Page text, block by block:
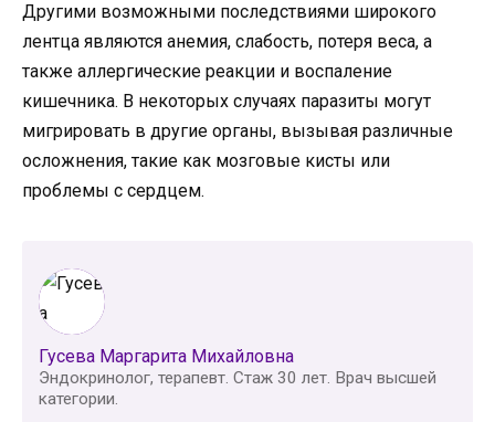
Другими возможными последствиями широкого
лентца являются анемия, слабость, потеря веса, а
также аллергические реакции и воспаление
кишечника. В некоторых случаях паразиты могут
мигрировать в другие органы, вызывая различные
осложнения, такие как мозговые кисты или
проблемы с сердцем.
Гусева Маргарита Михайловна
Эндокринолог, терапевт. Стаж 30 лет. Врач высшей
категории.